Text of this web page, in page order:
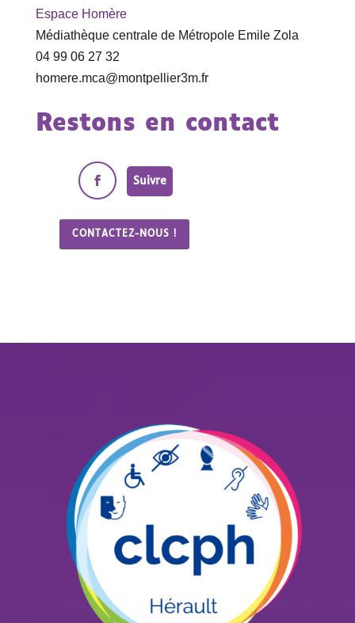
Espace Homère
Médiathèque centrale de Métropole Emile Zola
04 99 06 27 32
homere.mca@montpellier3m.fr
Restons en contact
Suivre
CONTACTEZ-NOUS !